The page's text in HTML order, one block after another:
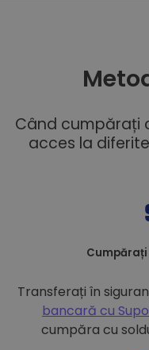
Când cumpărați
acces la
Transferați în
bancară cu
cumpăra cu